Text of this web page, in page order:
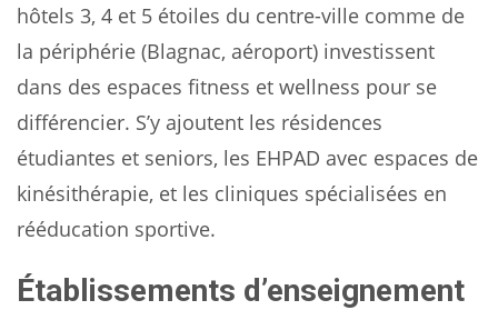
hôtels 3, 4 et 5 étoiles du centre-ville comme de
la périphérie (Blagnac, aéroport) investissent
dans des espaces fitness et wellness pour se
différencier. S’y ajoutent les résidences
étudiantes et seniors, les EHPAD avec espaces de
kinésithérapie, et les cliniques spécialisées en
rééducation sportive.
Établissements d’enseignement